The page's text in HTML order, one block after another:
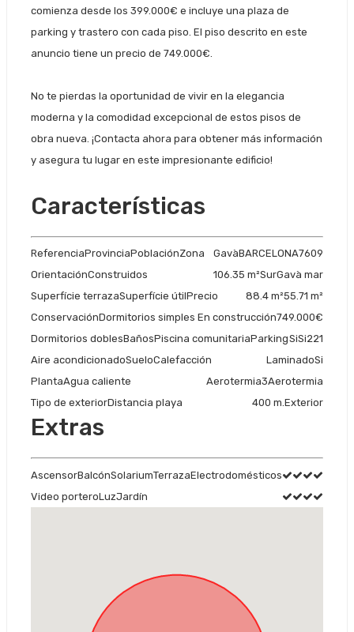
comienza desde los 399.000€ e incluye una plaza de
parking y trastero con cada piso. El piso descrito en este
anuncio tiene un precio de 749.000€.
No te pierdas la oportunidad de vivir en la elegancia
moderna y la comodidad excepcional de estos pisos de
obra nueva. ¡Contacta ahora para obtener más información
y asegura tu lugar en este impresionante edificio!
Características
Referencia 7609
Provincia BARCELONA
Población Gavà
Zona
Gavà mar
Orientación Sur
Construidos
106.35 m²
Superfície terraza
55.71 m²
Superfície útil 88.4 m²
Precio
749.000€
Conservación En construcción
Dormitorios simples
1
Dormitorios dobles 2
Baños 2
Piscina comunitaria Si
ParkingSi
Aire acondicionado
Si
Suelo Laminado
Calefacción
Aerotermia
Planta 3
Agua caliente
Aerotermia
Tipo de exterior
Exterior
Distancia playa 400 m.
Extras
AscensorBalcónSolariumTerrazaElectrodomésticos
Video porteroLuzJardín